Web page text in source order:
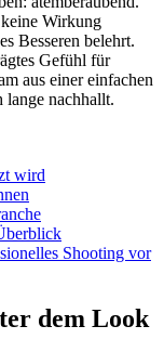
Wirkung
Besseren belehrt.
Gefühl für
aus einer einfachen
lange nachhallt.
wird
Shooting vor
dem Look